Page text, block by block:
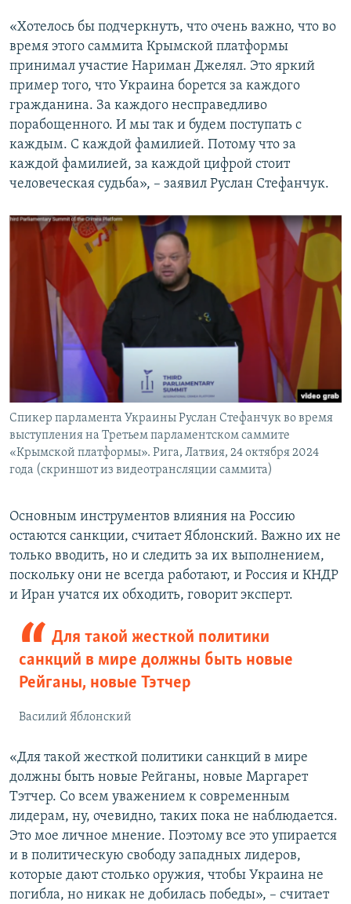
«Хотелось бы подчеркнуть, что очень важно, что во
время этого саммита Крымской платформы
принимал участие Нариман Джелял. Это яркий
пример того, что Украина борется за каждого
гражданина. За каждого несправедливо
порабощенного. И мы так и будем поступать с
каждым. С каждой фамилией. Потому что за
каждой фамилией, за каждой цифрой стоит
человеческая судьба», – заявил Руслан Стефанчук.
Спикер парламента Украины Руслан Стефанчук во время
выступления на Третьем парламентском саммите
«Крымской платформы». Рига, Латвия, 24 октября 2024
года (скриншот из видеотрансляции саммита)
Основным инструментов влияния на Россию
остаются санкции, считает Яблонский. Важно их не
только вводить, но и следить за их выполнением,
поскольку они не всегда работают, и Россия и КНДР
и Иран учатся их обходить, говорит эксперт.
Для такой жесткой политики
санкций в мире должны быть новые
Рейганы, новые Тэтчер
Василий Яблонский
«Для такой жесткой политики санкций в мире
должны быть новые Рейганы, новые Маргарет
Тэтчер. Со всем уважением к современным
лидерам, ну, очевидно, таких пока не наблюдается.
Это мое личное мнение. Поэтому все это упирается
и в политическую свободу западных лидеров,
которые дают столько оружия, чтобы Украина не
погибла, но никак не добилась победы», – считает